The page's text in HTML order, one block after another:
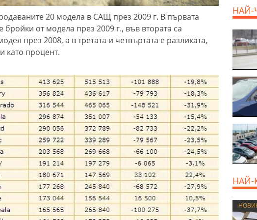
20 модела в САЩ през 2009 г. В първата
бройки от модела през 2009 г., във втората са
през 2008, а в третата и четвъртата е разликата,
като процент.
800
НАЙ-
НАЙ-